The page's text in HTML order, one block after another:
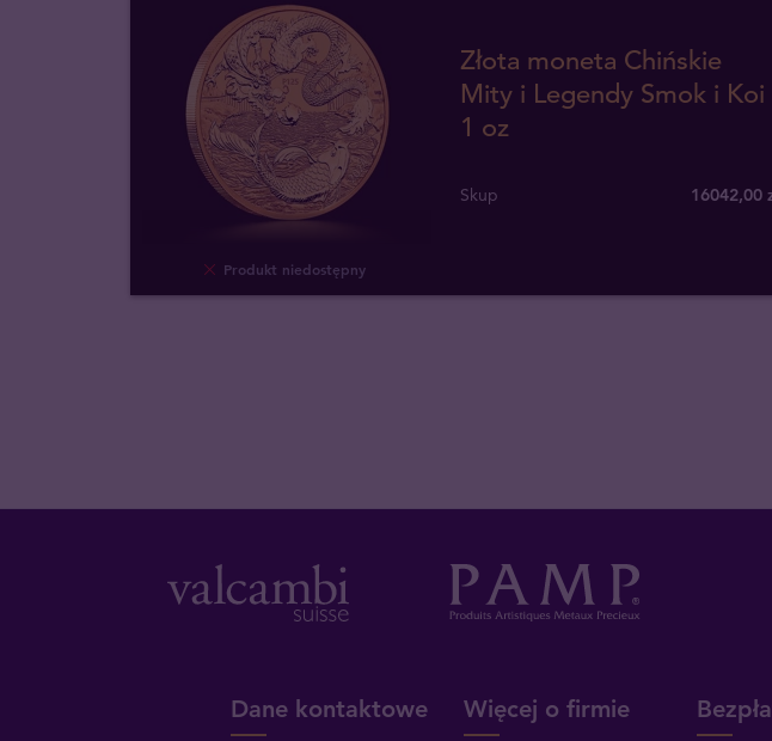
Produkt niedostępny
Złota moneta Chińskie
Mity i Legendy Smok i Koi
1 oz
Skup 16042,00
Dane kontaktowe Więcej o firmie